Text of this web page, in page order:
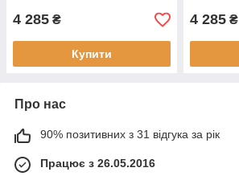
4 285 ₴
Купити
4 285 ₴
Про нас
90% позитивних з 31 відгука за рік
Працює з 26.05.2016